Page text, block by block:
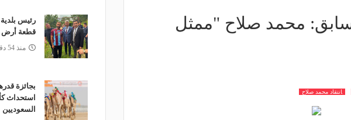
محمد صلاح "ممثل
انتقاد محمد صلاح
رئيس
قطعة أرض
منذ 54 دقيقة
استحداث
السعوديين